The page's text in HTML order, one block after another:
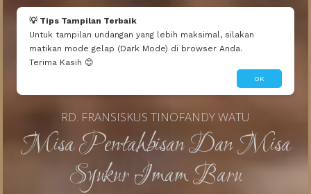
💡 Tips Tampilan Terbaik
Untuk tampilan undangan yang lebih maksimal, silakan
matikan mode gelap (Dark Mode) di browser Anda.
Terima Kasih 😊
OK
RD. FRANSISKUS TINOFANDY WATU
Misa Pentahbisan Dan Misa
Syukur Imam Baru
Riberu
Banyak selamat tata ... ikut bangga dn pastinya bahagia sekalii 😍😍🥰🥰 lancar sampai hari H tata ... mf te bisa hadir tata😊😊